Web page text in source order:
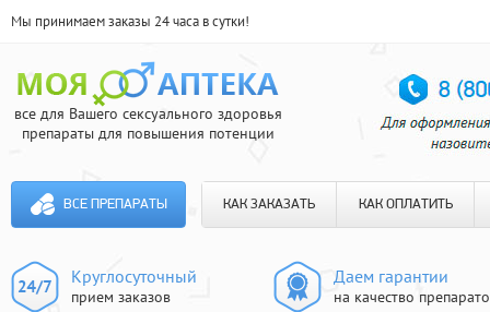
Мы принимаем заказы 24 часа в сутки!
все для Вашего сексуального здоровья
препараты для повышения потенции
ВСЕ ПРЕПАРАТЫ КАК ЗАКАЗАТЬ КАК ОПЛАТИТЬ
Круглосуточный
прием заказов
Даем гарантии
на качество